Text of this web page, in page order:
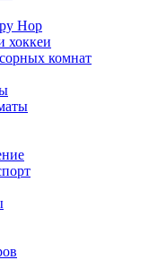
Hop
хоккеи
комнат